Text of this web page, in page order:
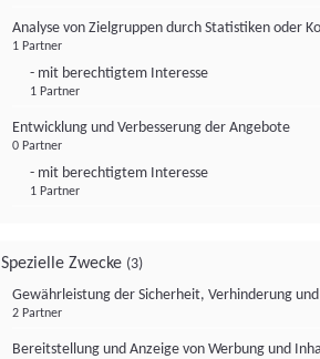
Analyse von Zielgruppen durch Statistiken oder
1 Partner
- mit berechtigtem Interesse
1 Partner
Entwicklung und Verbesserung der Angebote
0 Partner
- mit berechtigtem Interesse
1 Partner
Spezielle Zwecke (3)
Gewährleistung der Sicherheit, Verhinderung
2 Partner
Bereitstellung und Anzeige von Werbung und